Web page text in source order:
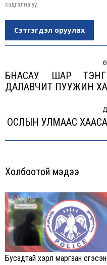
хадгална уу.
Сэтгэгдэл оруулах
БНАСАУ ШАР
ДАЛАВЧИТ ПУУЖИН
ОСЛЫН УЛМААС
Холбоотой мэдээ
Бусадтай хэрүүл маргаан үүсгэсэн